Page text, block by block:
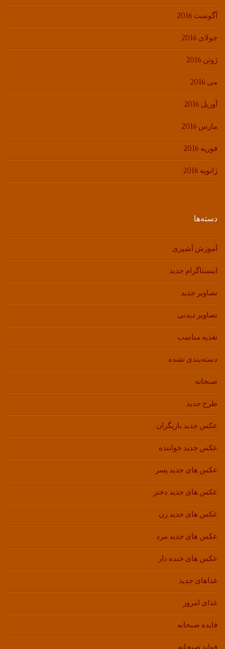
آگوست 2016
جولای 2016
ژوئن 2016
می 2016
آوریل 2016
مارس 2016
فوریه 2016
ژانویه 2016
دسته‌ها
آموزش آشپزی
اینستاگرام جدید
تصاویر جدید
تصاویر دیدنی
تغذیه مناسب
دسته‌بندی نشده
صبحانه
طرح جدید
عکس جدید بازیگران
عکس جدید خواننده
عکس های جدید پسر
عکس های جدید دختر
عکس های جدید زن
عکس های جدید مرد
عکس های خنده دار
غذاهای جدید
غذای امروز
فایده صبحانه